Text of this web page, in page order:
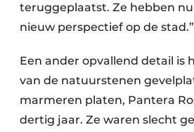
teruggeplaatst. Ze hebben
nieuw perspectief op de stad.”
Een ander opvallend detail is
van de natuurstenen
marmeren platen, Pantera
dertig jaar. Ze waren slecht